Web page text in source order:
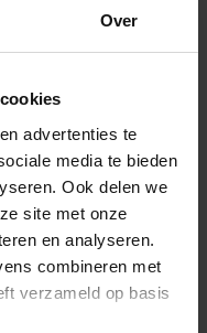
Over
advertenties te
media te bieden
Ook delen we
site met onze
en analyseren.
combineren met
verzameld op basis